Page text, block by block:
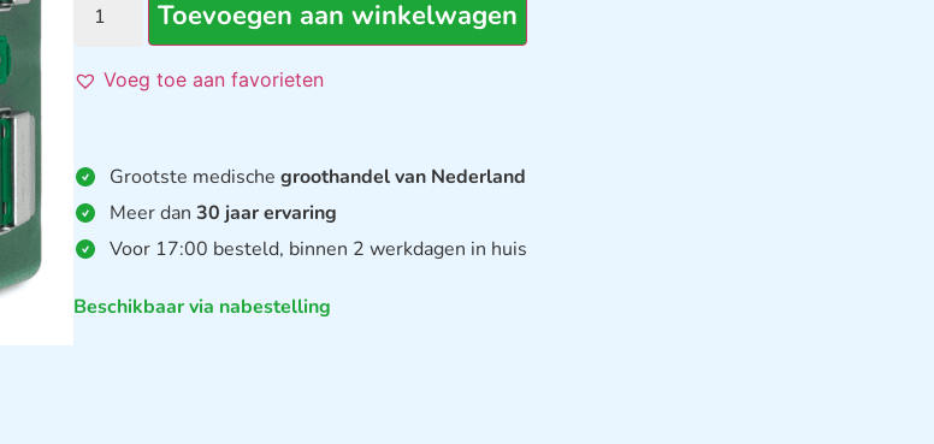
Toevoegen aan winkelwagen
Voeg toe aan favorieten
Grootste medischegroothandel van Nederland
Meer dan30 jaar ervaring
Voor 17:00 besteld, binnen 2 werkdagen in huis
Beschikbaar via nabestelling